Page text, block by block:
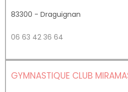
83300 - Draguignan
06 63 42 36 64
GYMNASTIQUE CLUB